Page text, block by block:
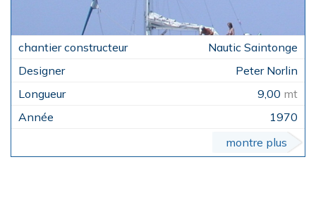
Nautic Saintonge
Peter Norlin
9,00 mt
1970
montre plus